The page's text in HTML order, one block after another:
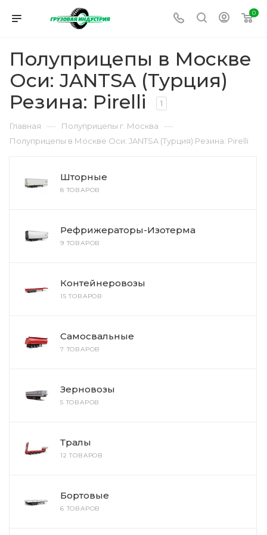
0
Полуприцепы в Москве
Оси: JANTSA (Турция)
Резина: Pirelli
1
Главная — Полуприцепы г. Москва —
Полуприцепы в Москве Оси: JANTSA (Турция) Резина: Pirelli
Шторные
8 ТОВАРОВ
Рефрижераторы-Изотерма
9 ТОВАРОВ
Контейнеровозы
15 ТОВАРОВ
Самосвальные
7 ТОВАРОВ
Зерновозы
5 ТОВАРОВ
Тралы
12 ТОВАРОВ
Бортовые
6 ТОВАРОВ